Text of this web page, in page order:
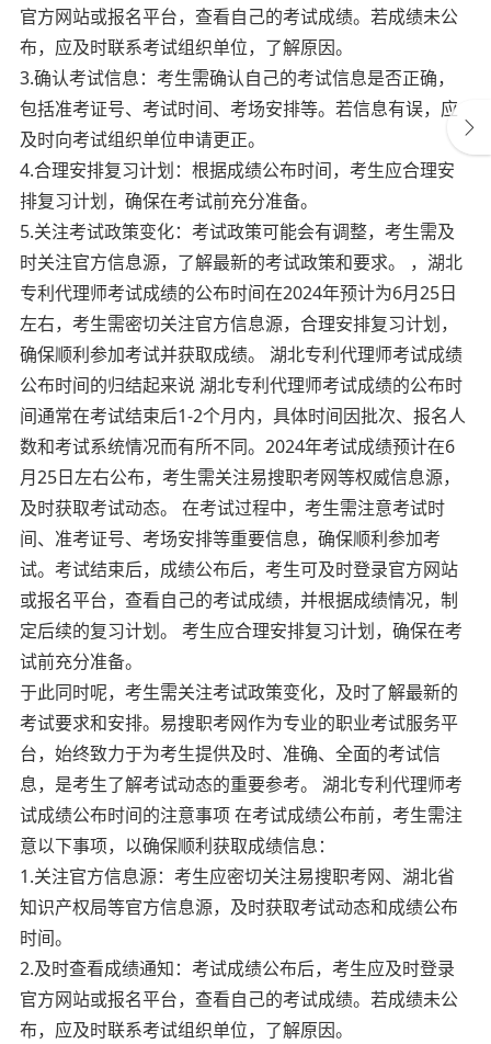
官方网站或报名平台，查看自己的考试成绩。若成绩未公
布，应及时联系考试组织单位，了解原因。
3.确认考试信息：考生需确认自己的考试信息是否正确，
包括准考证号、考试时间、考场安排等。若信息有误，应
及时向考试组织单位申请更正。
4.合理安排复习计划：根据成绩公布时间，考生应合理安
排复习计划，确保在考试前充分准备。
5.关注考试政策变化：考试政策可能会有调整，考生需及
时关注官方信息源，了解最新的考试政策和要求。 ，湖北
专利代理师考试成绩的公布时间在2024年预计为6月25日
左右，考生需密切关注官方信息源，合理安排复习计划，
确保顺利参加考试并获取成绩。 湖北专利代理师考试成绩
公布时间的归结起来说 湖北专利代理师考试成绩的公布时
间通常在考试结束后1-2个月内，具体时间因批次、报名人
数和考试系统情况而有所不同。2024年考试成绩预计在6
月25日左右公布，考生需关注易搜职考网等权威信息源，
及时获取考试动态。 在考试过程中，考生需注意考试时
间、准考证号、考场安排等重要信息，确保顺利参加考
试。考试结束后，成绩公布后，考生可及时登录官方网站
或报名平台，查看自己的考试成绩，并根据成绩情况，制
定后续的复习计划。 考生应合理安排复习计划，确保在考
试前充分准备。
于此同时呢，考生需关注考试政策变化，及时了解最新的
考试要求和安排。易搜职考网作为专业的职业考试服务平
台，始终致力于为考生提供及时、准确、全面的考试信
息，是考生了解考试动态的重要参考。 湖北专利代理师考
试成绩公布时间的注意事项 在考试成绩公布前，考生需注
意以下事项，以确保顺利获取成绩信息：
1.关注官方信息源：考生应密切关注易搜职考网、湖北省
知识产权局等官方信息源，及时获取考试动态和成绩公布
时间。
2.及时查看成绩通知：考试成绩公布后，考生应及时登录
官方网站或报名平台，查看自己的考试成绩。若成绩未公
布，应及时联系考试组织单位，了解原因。